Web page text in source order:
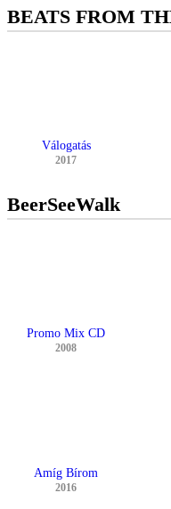
BEATS FROM
Válogatás
2017
BeerSeeWalk
Promo Mix CD
2008
Amíg Bírom
2016